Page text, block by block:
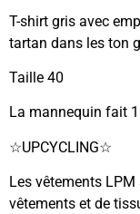
T-shirt gris avec
tartan dans les ton
Taille 40
La mannequin fait
☆UPCYCLING☆
Les vêtements
vêtements et de